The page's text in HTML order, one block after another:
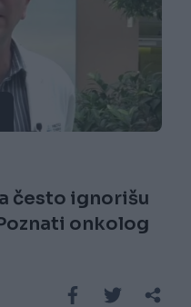
često ignorišu
onkolog